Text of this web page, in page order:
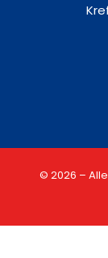
© 2026 –